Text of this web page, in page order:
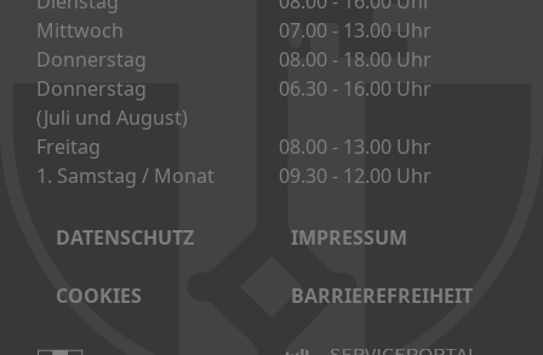
IMPRESSUM
DATENSCHUTZ
BARRIEREFREIHEIT
COOKIES